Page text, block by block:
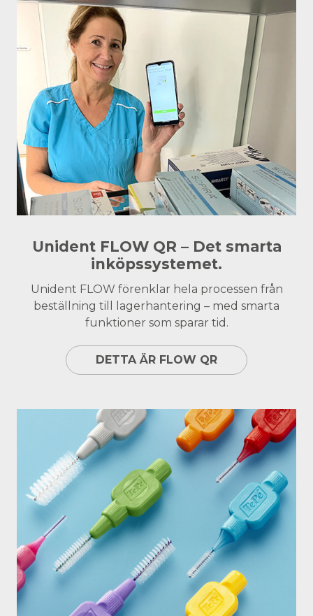
Unident FLOW QR – Det smarta
inköpssystemet.
Unident FLOW förenklar hela processen från
beställning till lagerhantering – med smarta
funktioner som sparar tid.
DETTA ÄR FLOW QR